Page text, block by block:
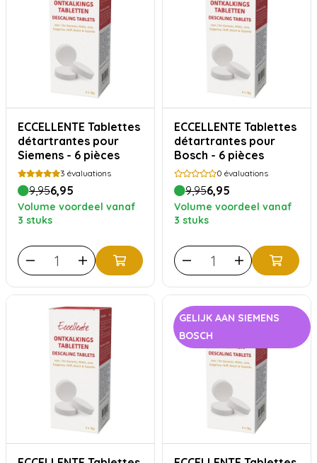
ECCELLENTE Tablettes
détartrantes pour
Siemens - 6 pièces
3 évaluations
9,956,95
Volume voordeel vanaf
3 stuks
ECCELLENTE Tablettes
détartrantes pour
Bosch - 6 pièces
0 évaluations
9,956,95
Volume voordeel vanaf
3 stuks
GELIJK AAN SIEMENS
BOSCH